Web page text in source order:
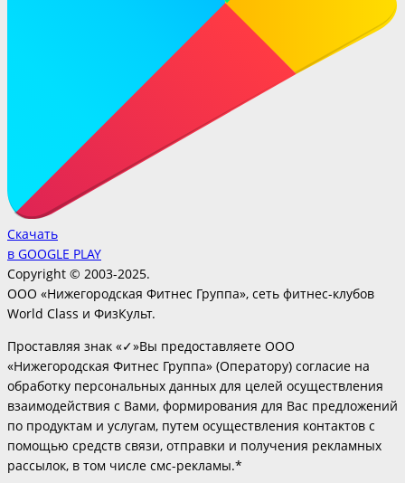
Скачать
в GOOGLE PLAY
Copyright © 2003-2025.
ООО «Нижегородская Фитнес Группа», сеть фитнес-клубов
World Class и ФизКульт.
Проставляя знак «✓»Вы предоставляете ООО
«Нижегородская Фитнес Группа» (Оператору) согласие на
обработку персональных данных для целей осуществления
взаимодействия с Вами, формирования для Вас предложений
по продуктам и услугам, путем осуществления контактов с
помощью средств связи, отправки и получения рекламных
рассылок, в том числе смс-рекламы.*